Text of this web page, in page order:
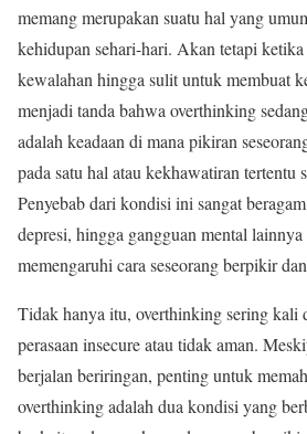
memang merupakan suatu hal yang
kehidupan sehari-hari. Akan tetapi ketika
kewalahan hingga sulit untuk membuat
menjadi tanda bahwa overthinking
adalah keadaan di mana pikiran
pada satu hal atau kekhawatiran tertentu
Penyebab dari kondisi ini sangat
depresi, hingga gangguan mental
memengaruhi cara seseorang berpikir
Tidak hanya itu, overthinking sering kali
perasaan insecure atau tidak aman.
berjalan beriringan, penting untuk
overthinking adalah dua kondisi yang